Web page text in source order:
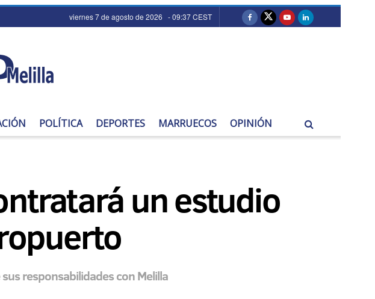
viernes 7 de agosto de 2026 - 09:37 CEST
POLÍTICA DEPORTES MARRUECOS OPINIÓN
un estudio
responsabilidades con Melilla